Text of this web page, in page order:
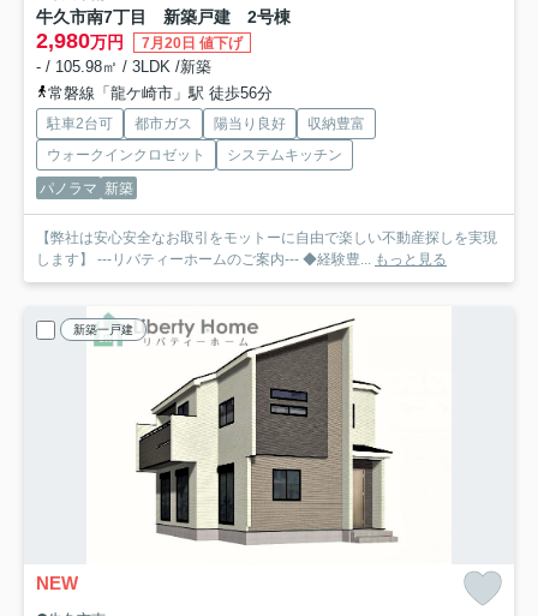
牛久市南7丁目 新築戸建 2号棟
2,980万円 7月20日 値下げ
- / 105.98㎡ / 3LDK /新築
常磐線「龍ケ崎市」駅 徒歩56分
駐車2台可 都市ガス 陽当り良好
収納豊富
ウォークインクロゼット
システムキッチン
パノラマ 新築
【弊社は安心安全なお取引をモットーに自由で楽しい不動産探しを実現
します】 ---リバティーホームのご案内--- ◆経験豊... もっと見る
新築一戸建
NEW